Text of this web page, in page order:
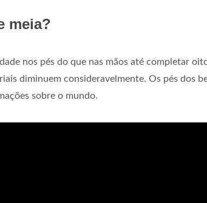
meia?
nos pés do que nas mãos até completar
diminuem consideravelmente. Os pés dos
sobre o mundo.